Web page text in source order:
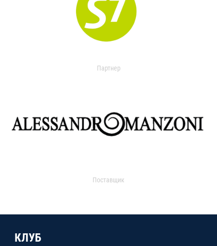
Партнер
Поставщик
КЛУБ